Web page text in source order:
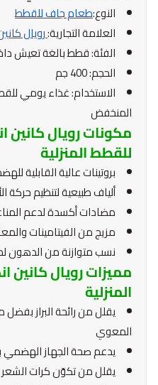
النوع:طعام جاف للقطط
العلامة التجارية:رويال
الفئة: قطط بالغة تعيش
الحجم: 400 جم
الاستخدام: غذاء يومي
المنخفض
مكونات رويال كانين
للقطط المنزلية
بروتينات عالية القابلية
ألياف طبيعية لتنظيم حركة
مضادات أكسدة لدعم
مزيج من الفيتامينات
نسب متوازنة من الدهون
مميزات رويال
المنزلية
يقلل من رائحة البراز
المعوي
يدعم صحة الجهاز الهضمي
يقلل من تكوّن كرات